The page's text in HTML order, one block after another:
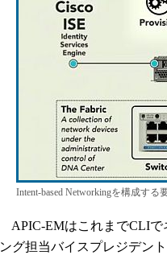
Intent-based Networkingを構成する
APIC-EMはこれまでCLIで
ング担当バイスプレジデント